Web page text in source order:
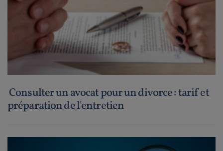
Consulter un avocat pour un divorce : tarif et
préparation de l'entretien